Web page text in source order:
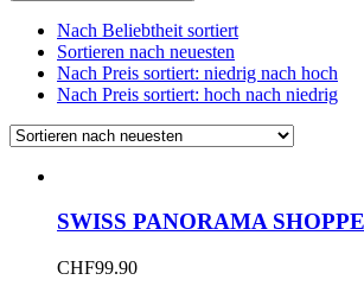
Nach Beliebtheit sortiert
Sortieren nach neuesten
Nach Preis sortiert: niedrig nach hoch
Nach Preis sortiert: hoch nach niedrig
SWISS PANORAMA
CHF99.90